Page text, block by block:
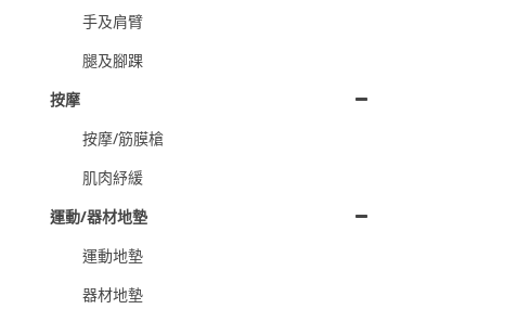
手及肩臂
腿及腳踝
按摩
按摩/筋膜槍
肌肉紓緩
運動/器材地墊
運動地墊
器材地墊